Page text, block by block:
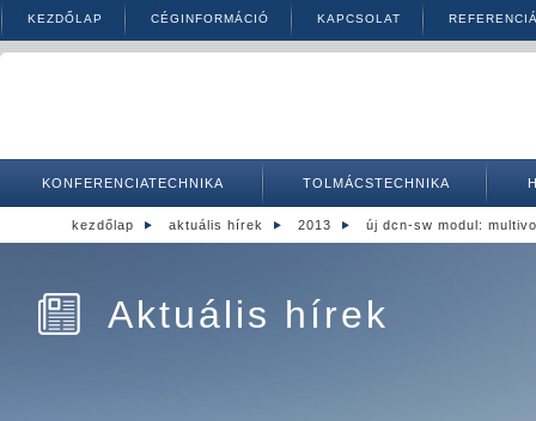
KEZDŐLAP CÉGINFORMÁCIÓ KAPCSOLAT
KONFERENCIATECHNIKA TOLMÁCSTECHNIKA
kezdőlap aktuális hírek 2013 új dcn-sw modul:
Aktuális hírek